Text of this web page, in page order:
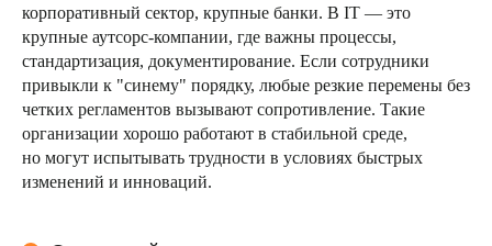
корпоративный сектор, крупные банки. В IT — это
крупные аутсорс-компании, где важны процессы,
стандартизация, документирование. Если сотрудники
привыкли к "синему" порядку, любые резкие перемены без
четких регламентов вызывают сопротивление. Такие
организации хорошо работают в стабильной среде,
но могут испытывать трудности в условиях быстрых
изменений и инноваций.